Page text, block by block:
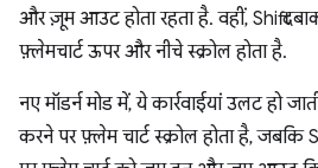
और ज़ूम आउट होता रहता है. वहीं, Shift
फ़्लेमचार्ट ऊपर और नीचे स्क्रोल होता है.
नए मॉडर्न मोड में, ये कार्रवाईयां उलट हो
करने पर फ़्लेम चार्ट स्क्रोल होता है, जबकि